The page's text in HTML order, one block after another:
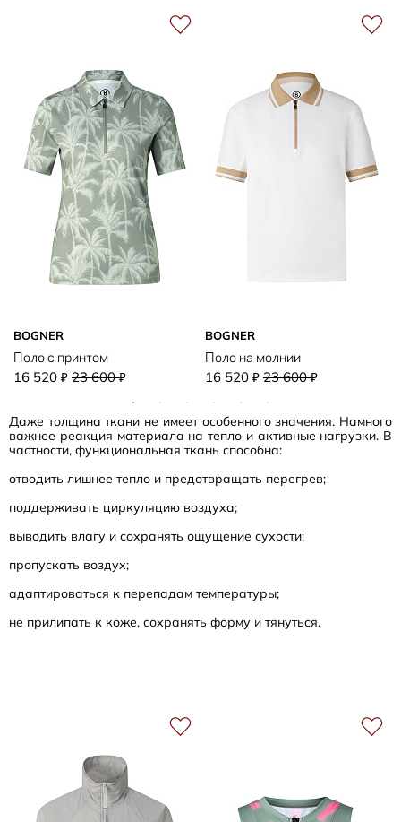
BOGNER
Поло с принтом
16 520 ₽ 23 600₽
BOGNER
Поло на молнии
16 520 ₽ 23 600₽
Даже толщина ткани не имеет особенного значения. Намного
важнее реакция материала на тепло и активные нагрузки. В
частности, функциональная ткань способна:
отводить лишнее тепло и предотвращать перегрев;
поддерживать циркуляцию воздуха;
выводить влагу и сохранять ощущение сухости;
пропускать воздух;
адаптироваться к перепадам температуры;
не прилипать к коже, сохранять форму и тянуться.